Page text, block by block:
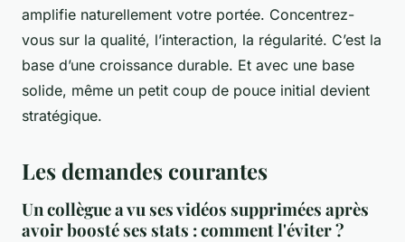
amplifie naturellement votre portée. Concentrez-
vous sur la qualité, l’interaction, la régularité. C’est la
base d’une croissance durable. Et avec une base
solide, même un petit coup de pouce initial devient
stratégique.
Les demandes courantes
Un collègue a vu ses vidéos supprimées après
avoir boosté ses stats : comment l'éviter ?